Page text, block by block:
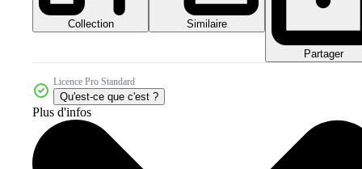
Collection Similaire
Partager
Licence Pro Standard
Qu'est-ce que c'est ?
Plus d'infos